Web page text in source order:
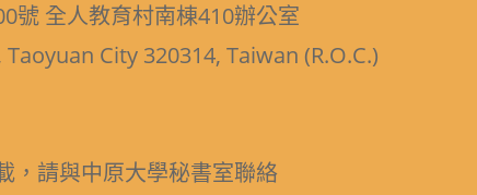
號 全人教育村南棟410辦公室
City 320314, Taiwan (R.O.C.)
，請與中原大學秘書室聯絡